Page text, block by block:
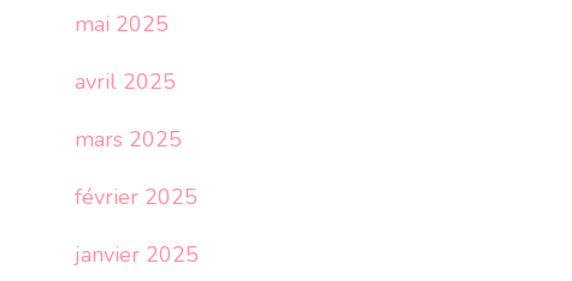
mai 2025
avril 2025
mars 2025
février 2025
janvier 2025